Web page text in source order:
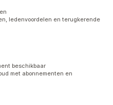
ledenvoordelen en terugkerende
beschikbaar
met abonnementen en